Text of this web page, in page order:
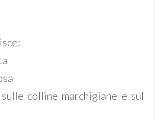
colline marchigiane e sul